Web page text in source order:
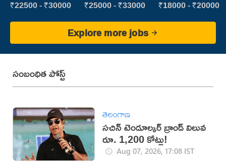
₹22500 - ₹30000 vijayawada
₹25000 - ₹33000 ₹18000 - ₹20000
Explore more jobs
సంబంధిత పోస్ట్
తెలంగాణ
సచిన్ టెండూల్కర్ బ్రాండ్ విలువ
రూ. 1,200 కోట్లు!
Aug 07, 2026, 17:08 IST